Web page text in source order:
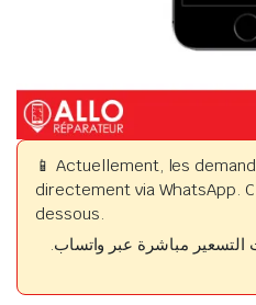
📱 Actuellement, les
directement via WhatsApp.
dessous.
التسعير مباشرة عبر واتساب.